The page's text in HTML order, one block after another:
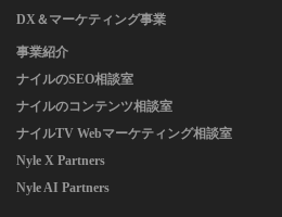
DX＆マーケティング事業
事業紹介
ナイルのSEO相談室
ナイルのコンテンツ相談室
ナイルTV Webマーケティング相談室
Nyle X Partners
Nyle AI Partners